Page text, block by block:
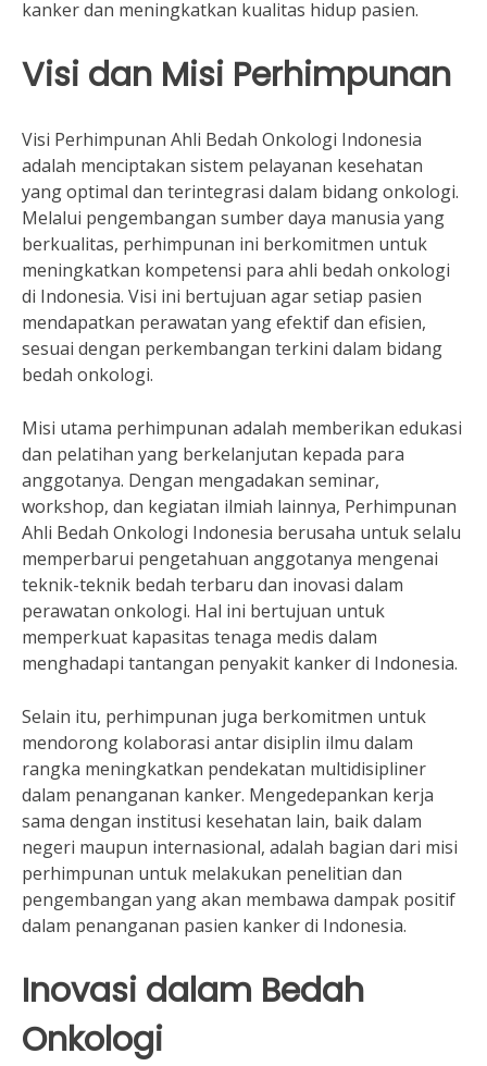
kanker dan meningkatkan kualitas hidup pasien.
Visi dan Misi Perhimpunan
Visi Perhimpunan Ahli Bedah Onkologi Indonesia
adalah menciptakan sistem pelayanan kesehatan
yang optimal dan terintegrasi dalam bidang onkologi.
Melalui pengembangan sumber daya manusia yang
berkualitas, perhimpunan ini berkomitmen untuk
meningkatkan kompetensi para ahli bedah onkologi
di Indonesia. Visi ini bertujuan agar setiap pasien
mendapatkan perawatan yang efektif dan efisien,
sesuai dengan perkembangan terkini dalam bidang
bedah onkologi.
Misi utama perhimpunan adalah memberikan edukasi
dan pelatihan yang berkelanjutan kepada para
anggotanya. Dengan mengadakan seminar,
workshop, dan kegiatan ilmiah lainnya, Perhimpunan
Ahli Bedah Onkologi Indonesia berusaha untuk selalu
memperbarui pengetahuan anggotanya mengenai
teknik-teknik bedah terbaru dan inovasi dalam
perawatan onkologi. Hal ini bertujuan untuk
memperkuat kapasitas tenaga medis dalam
menghadapi tantangan penyakit kanker di Indonesia.
Selain itu, perhimpunan juga berkomitmen untuk
mendorong kolaborasi antar disiplin ilmu dalam
rangka meningkatkan pendekatan multidisipliner
dalam penanganan kanker. Mengedepankan kerja
sama dengan institusi kesehatan lain, baik dalam
negeri maupun internasional, adalah bagian dari misi
perhimpunan untuk melakukan penelitian dan
pengembangan yang akan membawa dampak positif
dalam penanganan pasien kanker di Indonesia.
Inovasi dalam Bedah
Onkologi